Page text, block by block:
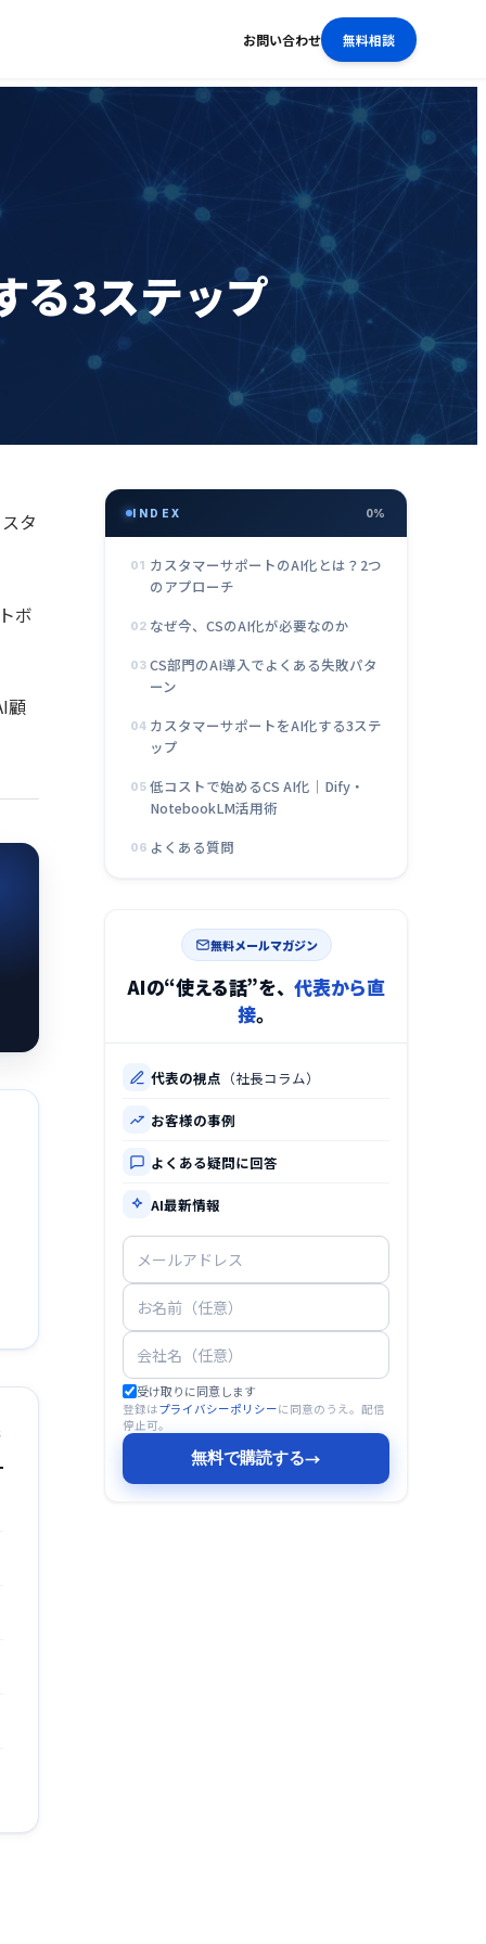
お問い合わせ 無料相談
る3ステップ
タ
ボ
顧
INDEX 0%
01 カスタマーサポートのAI化とは？2つ
のアプローチ
02 なぜ今、CSのAI化が必要なのか
03 CS部門のAI導入でよくある失敗パタ
ーン
04 カスタマーサポートをAI化する3ステ
ップ
05 低コストで始めるCS AI化｜Dify・
NotebookLM活用術
06 よくある質問
無料メールマガジン
AIの“使える話”を、代表から直
接。
代表の視点 （社長コラム）
お客様の事例
よくある疑問に回答
AI最新情報
受け取りに同意します
登録はプライバシーポリシーに同意のうえ。配信
停止可。
無料で購読する→